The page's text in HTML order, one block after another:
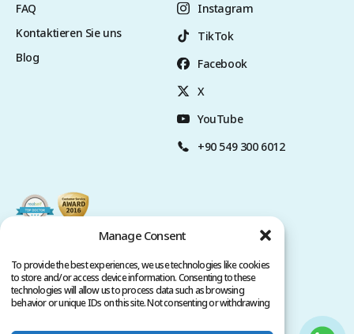
Manage Consent
To provide the best experiences, we use technologies like cookies
to store and/or access device information. Consenting to these
technologies will allow us to process data such as browsing
behavior or unique IDs on this site. Not consenting or withdrawing
FAQ
Kontaktieren Sie uns
Blog
Instagram
TikTok
Facebook
X
YouTube
+90 549 300 6012